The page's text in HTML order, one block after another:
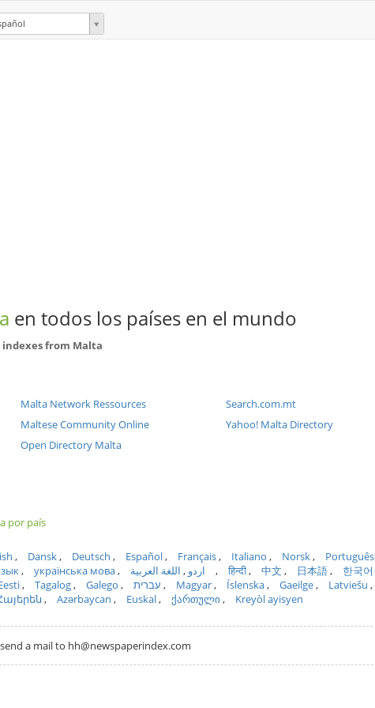
en todos los países en el mundo
indexes from Malta
Malta Network Ressources
Maltese Community Online
Open Directory Malta
Search.com.mt
Yahoo! Malta Directory
por país
Dansk Deutsch Español Français Italiano Norsk Português
українська мова اردو اللغة العربية हिन्दी 中文 日本語 한국어
Tagalog Galego עברית Magyar Íslenska Gaeilge Latviešu
Azərbaycan Euskal ქართული Kreyòl ayisyen
a mail to hh@newspaperindex.com